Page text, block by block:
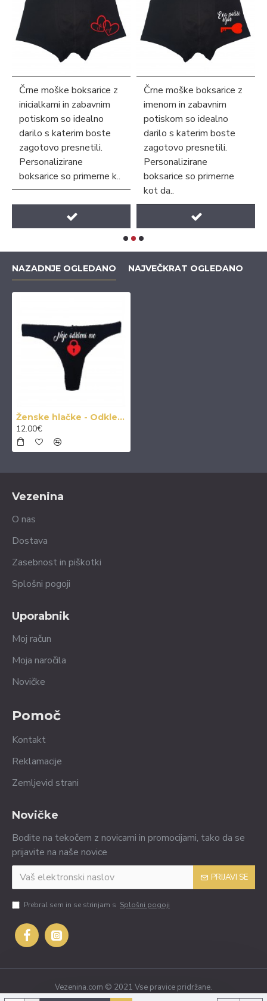
Črne moške boksarice z
inicialkami in zabavnim
potiskom so idealno
darilo s katerim boste
zagotovo presnetili.
Personalizirane
boksarice so primerne k..
Črne moške boksarice z
imenom in zabavnim
potiskom so idealno
darilo s katerim boste
zagotovo presnetili.
Personalizirane
boksarice so primerne
kot da..
NAZADNJE OGLEDANO NAJVEČKRAT OGLEDANO
Ženske hlačke - Odkleni me
12.00€
Vezenina
O nas
Dostava
Zasebnost in piškotki
Splošni pogoji
Uporabnik
Moj račun
Moja naročila
Novičke
Pomoč
Kontakt
Reklamacije
Zemljevid strani
Novičke
Bodite na tekočem z novicami in promocijami, tako da se
prijavite na naše novice
PRIJAVI SE
Prebral sem in se strinjam s Splošni pogoji
Vezenina.com © 2021 Vse pravice pridržane.